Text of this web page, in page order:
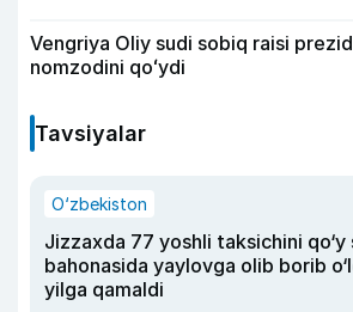
Vengriya Oliy sudi sobiq raisi
nomzodini qoʻydi
Tavsiyalar
O‘zbekiston
Jizzaxda 77 yoshli taksichini
bahonasida yaylovga olib borib
yilga qamaldi